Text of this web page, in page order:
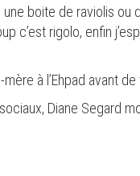
boite de raviolis ou
c’est rigolo, enfin
à l’Ehpad avant de
Diane Segard